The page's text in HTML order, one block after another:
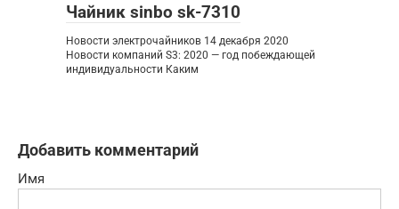
Чайник sinbo sk-7310
Новости электрочайников 14 декабря 2020
Новости компаний S3: 2020 — год побеждающей
индивидуальности Каким
Добавить комментарий
Имя